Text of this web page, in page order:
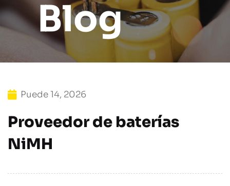
Blog
Puede 14, 2026
Proveedor de baterías
NiMH